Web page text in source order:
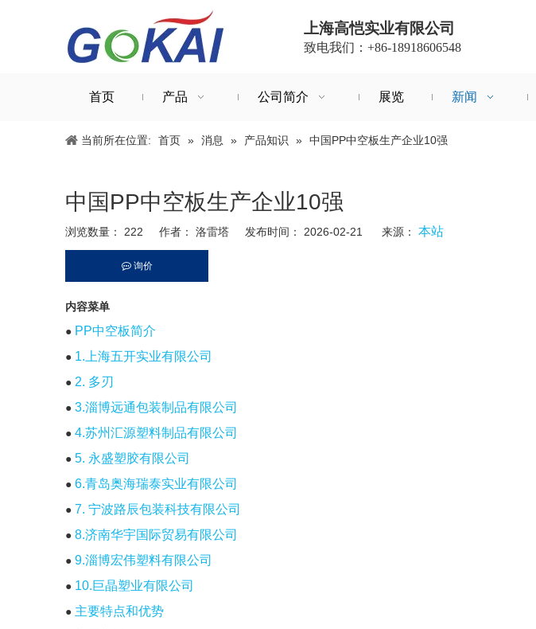
上海高恺实业有限公司
致电我们：+86-18918606548
首页 产品 公司简介 展览 新闻
当前所在位置: 首页 » 消息 » 产品知识 » 中国PP中空板生产企业10强
中国PP中空板生产企业10强
浏览数量： 222 作者： 洛雷塔 发布时间： 2026-02-21 来源： 本站
询价
内容菜单
● PP中空板简介
● 1.上海五开实业有限公司
● 2. 多刃
● 3.淄博远通包装制品有限公司
● 4.苏州汇源塑料制品有限公司
● 5. 永盛塑胶有限公司
● 6.青岛奥海瑞泰实业有限公司
● 7. 宁波路辰包装科技有限公司
● 8.济南华宇国际贸易有限公司
● 9.淄博宏伟塑料有限公司
● 10.巨晶塑业有限公司
● 主要特点和优势